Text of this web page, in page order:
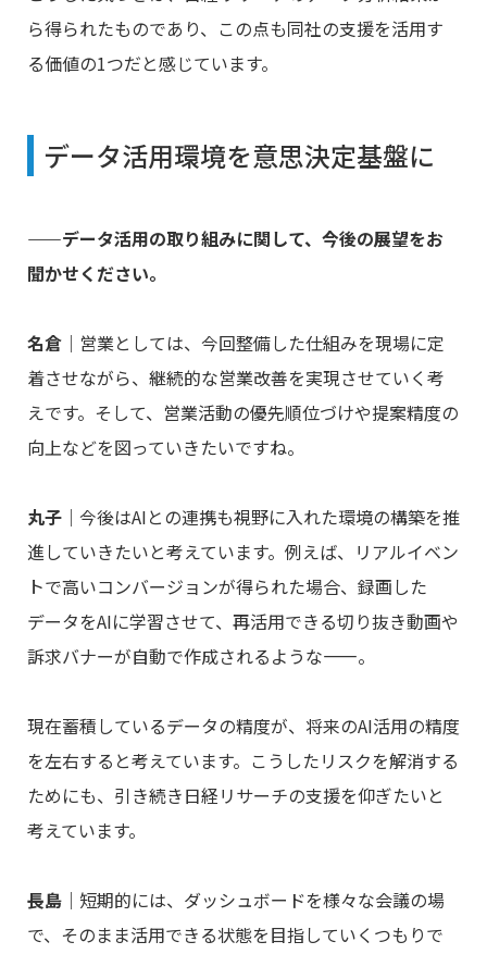
ら得られたものであり、この点も同社の支援を活用す
る価値の1つだと感じています。
データ活用環境を意思決定基盤に
――データ活用の取り組みに関して、今後の展望をお
聞かせください。
名倉 ｜営業としては、今回整備した仕組みを現場に定
着させながら、継続的な営業改善を実現させていく考
えです。そして、営業活動の優先順位づけや提案精度の
向上などを図っていきたいですね。
丸子 ｜今後はAIとの連携も視野に入れた環境の構築を推
進していきたいと考えています。例えば、リアルイベン
トで高いコンバージョンが得られた場合、録画した
データをAIに学習させて、再活用できる切り抜き動画や
訴求バナーが自動で作成されるような――。
現在蓄積しているデータの精度が、将来のAI活用の精度
を左右すると考えています。こうしたリスクを解消する
ためにも、引き続き日経リサーチの支援を仰ぎたいと
考えています。
長島 ｜短期的には、ダッシュボードを様々な会議の場
で、そのまま活用できる状態を目指していくつもりで